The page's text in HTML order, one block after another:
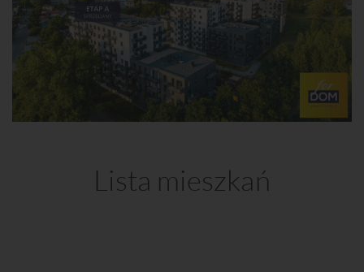
Lista mieszkań